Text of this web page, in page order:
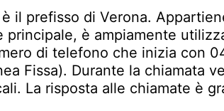
il prefisso di Verona.
principale, è ampiamente
di telefono che inizia con
Fissa). Durante la chiamata
La risposta alle chiamate è